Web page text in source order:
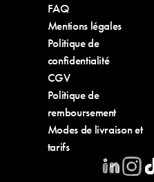
FAQ
Mentions légales
Politique de
confidentialité
CGV
Politique de
remboursement
Modes de livraison et
tarifs